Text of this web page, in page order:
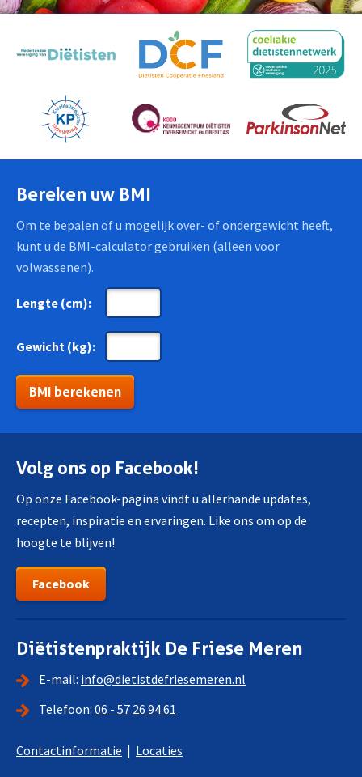
Bereken uw BMI
Om te bepalen of u mogelijk over- of ondergewicht heeft,
kunt u de BMI-calculator gebruiken (alleen voor
volwassenen).
Lengte (cm):
Gewicht (kg):
BMI berekenen
Volg ons op Facebook!
Op onze Facebook-pagina vindt u allerhande updates,
recepten, inspiratie en ervaringen. Like ons om op de
hoogte te blijven!
Facebook
Diëtistenpraktijk De Friese Meren
E-mail: info@dietistdefriesemeren.nl
Telefoon: 06 - 57 26 94 61
Contactinformatie | Locaties